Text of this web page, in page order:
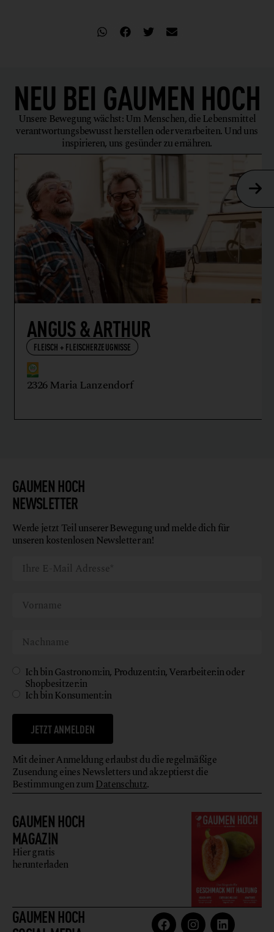
NEU BEI GAUMEN HOCH
Unsere Bewegung wächst: Um Menschen, die Lebensmittel
verantwortungsbewusst herstellen oder verarbeiten. Und uns
inspirieren, uns gesünder zu ernähren.
ANGUS & ARTHUR
FLEISCH + FLEISCHERZEUGNISSE
2326 Maria Lanzendorf
GAUMEN HOCH
MAGAZIN
Hier gratis
herunterladen
GAUMEN HOCH
GAUMEN HOCH
NEWSLETTER
Werde jetzt Teil unserer Bewegung und melde dich für
unseren kostenlosen Newsletter an!
Ich bin Gastronom:in, Produzent:in, Verarbeiter:in oder
Shopbesitzer:in
Ich bin Konsument:in
JETZT ANMELDEN
Mit deiner Anmeldung erlaubst du die regelmäßige
Zusendung eines Newsletters und akzeptierst die
Bestimmungen zumDatenschutz.